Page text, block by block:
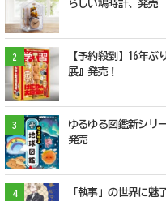
らしい鳩時計、発売
2
【予約殺到】16年
展』発売！
3
ゆるゆる図鑑新シリ
発売
4
「執事」の世界に